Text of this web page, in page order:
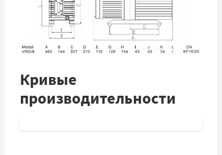
Кривые
производительности